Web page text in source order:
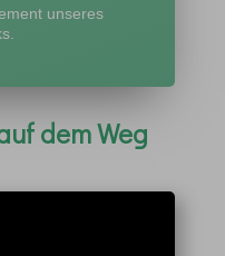
unseres
dem Weg